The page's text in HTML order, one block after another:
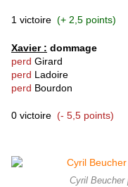
1 victoire (+ 2,5 points)
Xavier : dommage
perd Girard
perd Ladoire
perd Bourdon
0 victoire (- 5,5 points)
Cyril Beucher